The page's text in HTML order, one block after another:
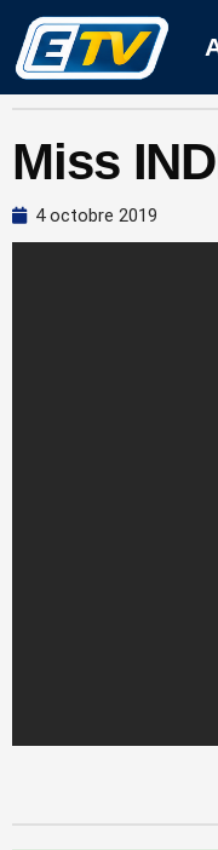
Aller
contenu
Miss
4 octobre 2019